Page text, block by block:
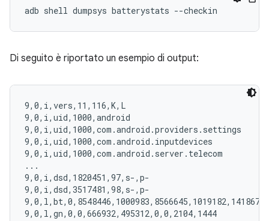
Di seguito è riportato un esempio di output:
9,0,i,vers,11,116,K,L
9,0,i,uid,1000,android
9,0,i,uid,1000,com.android.providers.settings
9,0,i,uid,1000,com.android.inputdevices
9,0,i,uid,1000,com.android.server.telecom
...
9,0,i,dsd,1820451,97,s-,p-
9,0,i,dsd,3517481,98,s-,p-
9,0,l,gn,0,0,666932,495312,0,0,2104,1444